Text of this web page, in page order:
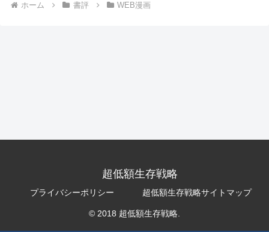
ホーム 書評 WEB漫画
超低額生存戦略
プライバシーポリシー 超低額生存戦略サイトマップ
© 2018 超低額生存戦略.